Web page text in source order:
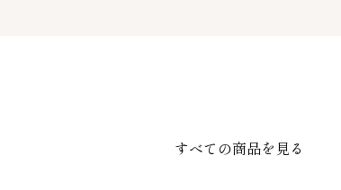
すべての商品を見る